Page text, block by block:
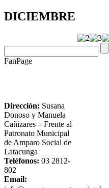
DICIEMBRE
FanPage
Dirección: Susana
Donoso y Manuela
Cañizares – Frente al
Patronato Municipal
de Amparo Social de
Latacunga
Teléfonos: 03 2812-
802
Email: